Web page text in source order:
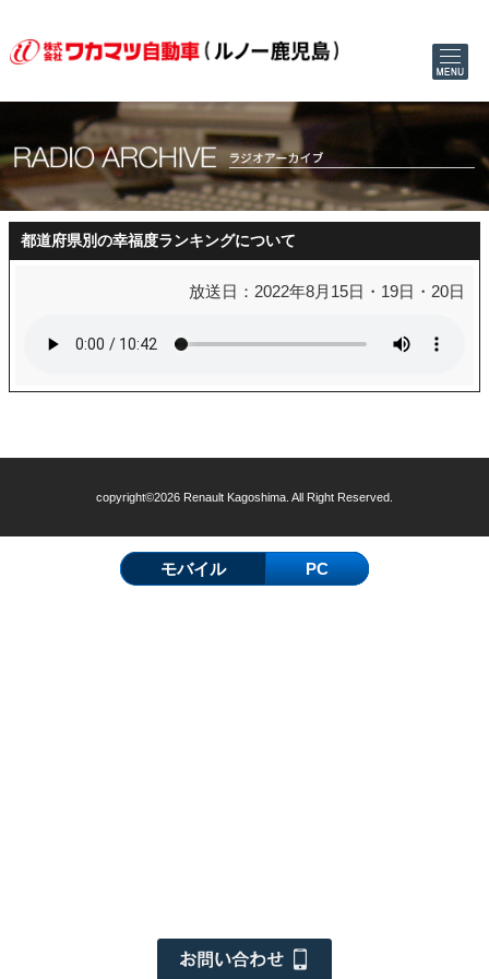
都道府県別の幸福度ランキングについて
放送日：2022年8月15日・19日・20日
copyright©2026 Renault Kagoshima. All Right Reserved.
モバイル PC